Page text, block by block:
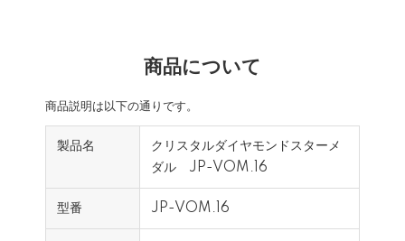
商品について
商品説明は以下の通りです。
製品名
クリスタルダイヤモンドスターメ
ダル JP-VOM.16
型番 JP-VOM.16